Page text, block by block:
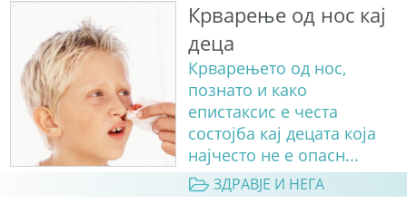
Крварење од нос кај
деца
Крварењето од нос,
познато и како
епистаксис е честа
состојба кај децата која
најчесто не е опасн...
ЗДРАВЈЕ И НЕГА